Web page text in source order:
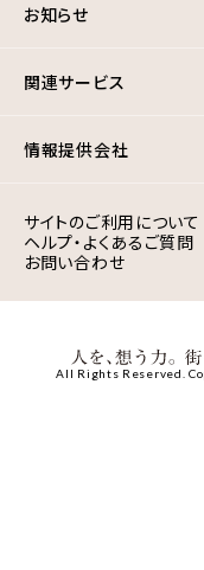
お知らせ
関連サービス
情報提供会社
サイトのご利用について
ヘルプ・よくあるご質問
お問い合わせ
All Rights Reserved.